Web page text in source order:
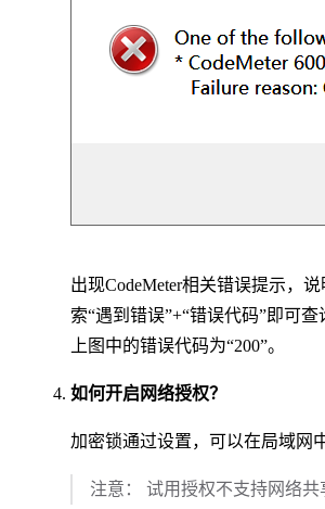
出现CodeMeter相关错误提示，
索“遇到错误”+“错误代码”即可
上图中的错误代码为“200”。
如何开启网络授权？
加密锁通过设置，可以在局域网
注意： 试用授权不支持网络共